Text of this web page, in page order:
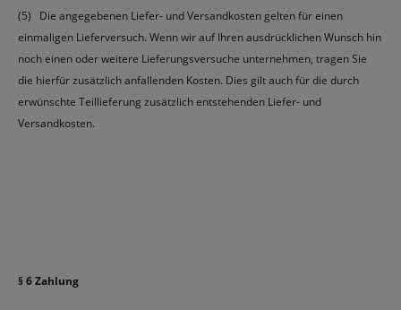
(5)
Die angegebenen Liefer- und Versandkosten gelten für einen
einmaligen Lieferversuch. Wenn wir auf Ihren ausdrücklichen Wunsch hin
noch einen oder weitere Lieferungsversuche unternehmen, tragen Sie
die hierfür zusätzlich anfallenden Kosten. Dies gilt auch für die durch
erwünschte Teillieferung zusätzlich entstehenden Liefer- und
Versandkosten.
§ 6 Zahlung